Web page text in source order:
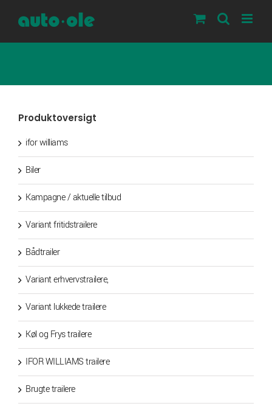
content
Produktoversigt
ifor williams
Biler
Kampagne / aktuelle tilbud
Variant fritidstrailere
Bådtrailer
Variant erhvervstrailere,
Variant lukkede trailere
Køl og Frys trailere
IFOR WILLIAMS trailere
Brugte trailere